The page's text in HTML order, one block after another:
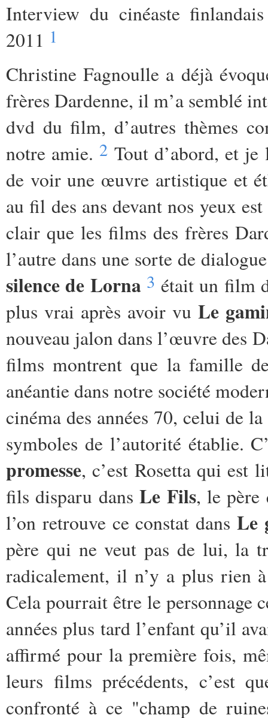
Interview du cinéaste
2011 1
Christine Fagnoulle a déjà
frères Dardenne, il m’a semblé
dvd du film, d’autres thèmes
notre amie. 2 Tout d’abord, et
de voir une œuvre artistique et
au fil des ans devant nos yeux
clair que les films des frères
l’autre dans une sorte de
silence de Lorna 3 était un film
plus vrai après avoir vu Le
nouveau jalon dansl’œuvre des
films montrent que la famille
anéantie dans notre société
cinéma des années 70, celui de
symboles de l’autorité établie.
promesse, c’est Rosetta qui est
fils disparu dansLe Fils, le
l’on retrouve ce constat dans Le
père qui ne veut pas de lui, la
radicalement, il n’y a plus rien
Cela pourrait être le personnage
années plus tard l’enfant qu’il
affirmé pour la première fois,
leurs films précédents, c’est
confronté à ce "champ de